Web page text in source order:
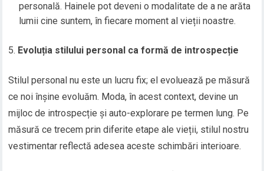
personală. Hainele pot deveni o modalitate de a ne arăta
lumii cine suntem, în fiecare moment al vieții noastre.
Evoluția stilului personal ca formă de introspecție
Stilul personal nu este un lucru fix; el evoluează pe măsură
ce noi înșine evoluăm. Moda, în acest context, devine un
mijloc de introspecție și auto-explorare pe termen lung. Pe
măsură ce trecem prin diferite etape ale vieții, stilul nostru
vestimentar reflectă adesea aceste schimbări interioare.